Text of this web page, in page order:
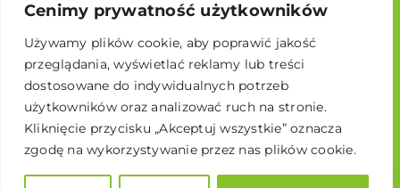
Cenimy prywatność użytkowników
Używamy plików cookie, aby poprawić jakość
przeglądania, wyświetlać reklamy lub treści
dostosowane do indywidualnych potrzeb
użytkowników oraz analizować ruch na stronie.
Kliknięcie przycisku „Akceptuj wszystkie” oznacza
zgodę na wykorzystywanie przez nas plików cookie.
Raporty
Broszura edukacyjna